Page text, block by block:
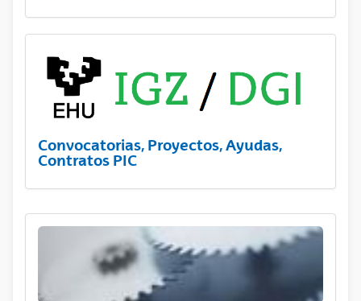
Convocatorias, Proyectos, Ayudas,
Contratos PIC